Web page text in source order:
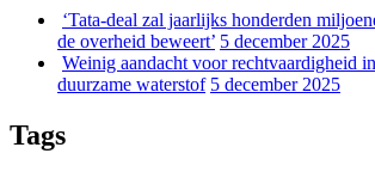
‘Tata-deal zal jaarlijks honderden
de overheid beweert’ 5 december 2025
Weinig aandacht voor rechtvaardigheid
duurzame waterstof 5 december 2025
Tags